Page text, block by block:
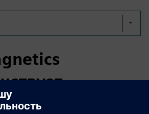
магнитного